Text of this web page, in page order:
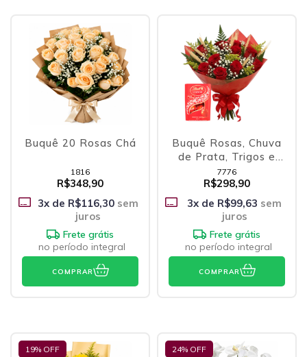
Buquê 20 Rosas Chá
1816
R$348,90
3x de R$116,30sem
juros
Frete grátis
no período integral
COMPRAR
Buquê Rosas, Chuva
de Prata, Trigos e
Lindt
7776
R$298,90
3x de R$99,63 sem
juros
Frete grátis
no período integral
COMPRAR
19% OFF 24% OFF